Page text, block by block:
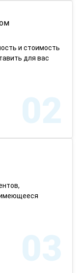
и стоимость
для вас
02
03